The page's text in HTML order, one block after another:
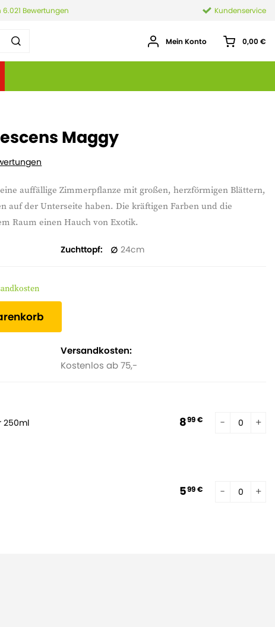
6.021 Bewertungen Kundenservice
Mein Konto 0,00 €
Maggy
auffällige Zimmerpflanze mit großen, herzförmigen Blättern,
auf der Unterseite haben. Die kräftigen Farben und die
Raum einen Hauch von Exotik.
Zuchttopf 24
Versandkosten:
Kostenlos ab 75,-
250ml 899 €
599 €